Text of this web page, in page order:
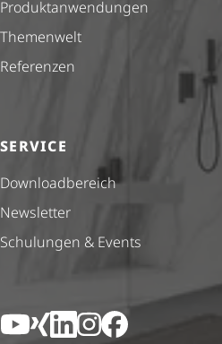
Produkt­anwendungen
Themenwelt
Referenzen
SERVICE
Down­load­be­reich
Newsletter
Schulungen & Events
YouTube
XingLinkedIn
Instagram
Facebook